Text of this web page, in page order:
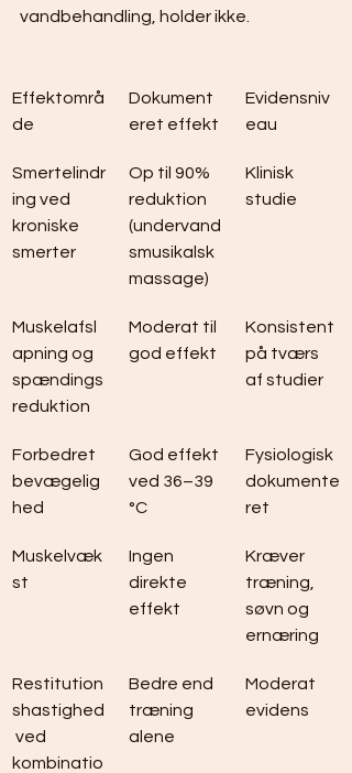
vandbehandling, holder ikke.
Effektområ
de
Dokument
eret effekt
Evidensniv
eau
Smertelindr
ing ved
kroniske
smerter
Op til 90%
reduktion
(undervand
smusikalsk
massage)
Klinisk
studie
Muskelafsl
apning og
spændings
reduktion
Moderat til
god effekt
Konsistent
på tværs
af studier
Forbedret
bevægelig
hed
God effekt
ved 36–39
°C
Fysiologisk
dokumente
ret
Muskelvæk
st
Ingen
direkte
effekt
Kræver
træning,
søvn og
ernæring
Restitution
shastighed
ved
kombinatio
Bedre end
træning
alene
Moderat
evidens